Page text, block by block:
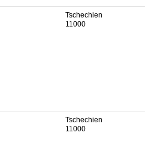
Tschechien
11000
Tschechien
11000